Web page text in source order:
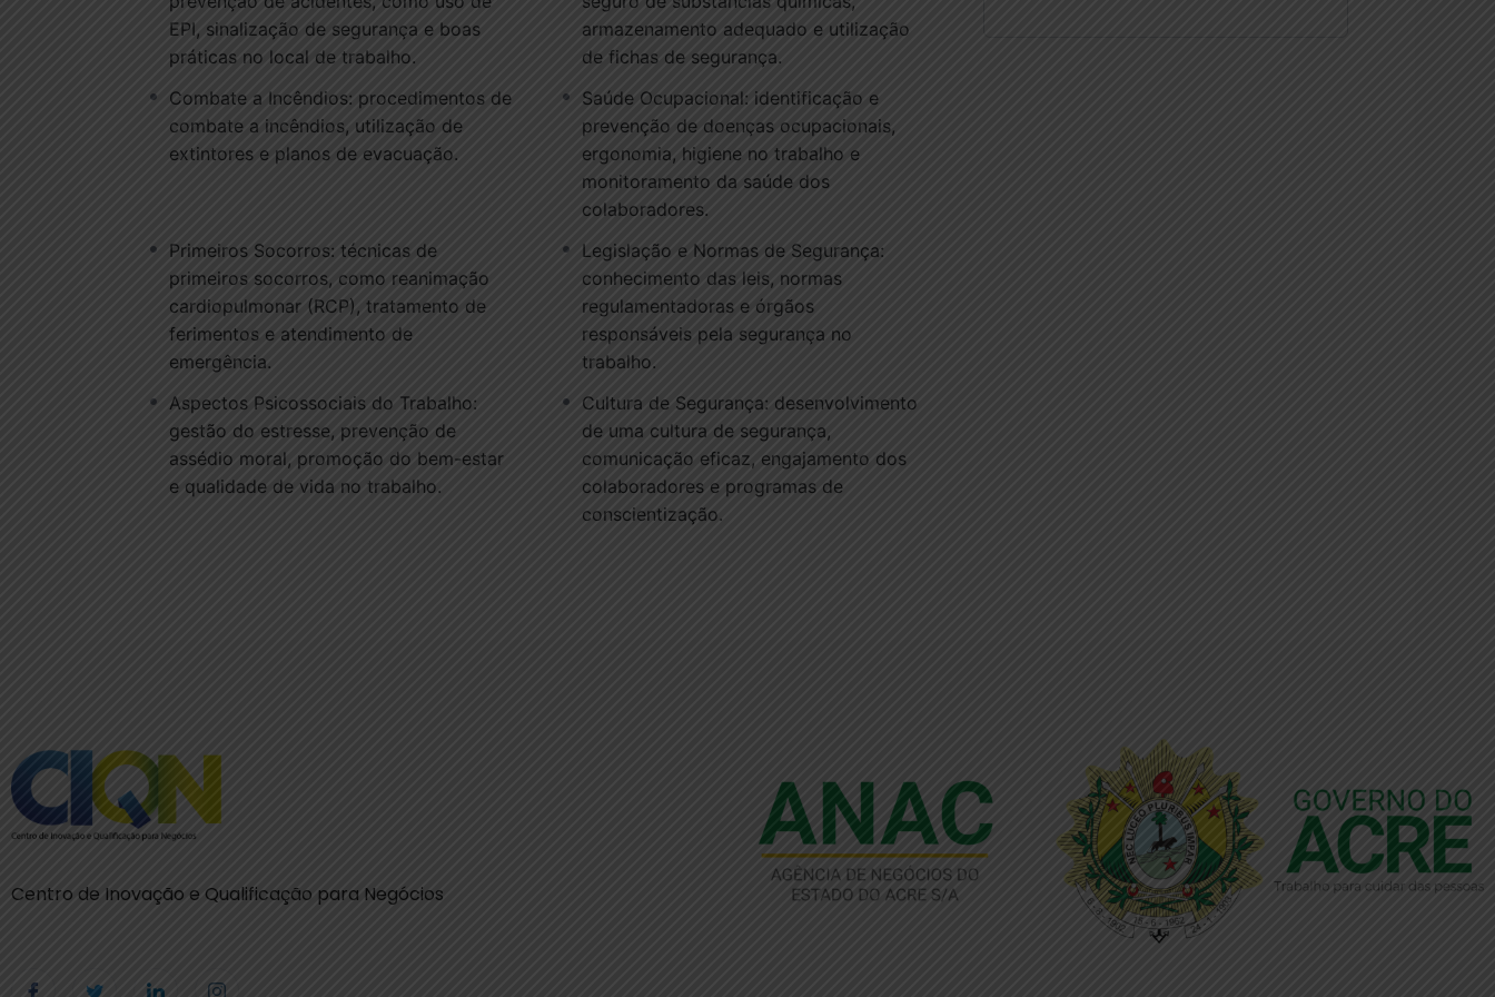
Os instrutores do curso são profissionais experientes na área de segurança no trabalho, que
compartilharão suas experiências práticas e conhecimentos teóricos. Os alunos terão a
oportunidade de participar de simulações de situações reais, estudos de caso e atividades
práticas para aplicar os conceitos aprendidos.
Ao concluir o Curso de Segurança no Trabalho, os participantes estarão preparados para
atuar como técnicos em segurança do trabalho, supervisores de segurança, consultores em
segurança ocupacional ou integrantes de equipes responsáveis pela implementação de
EPI, sinalização de segurança e boas
práticas no local de trabalho.
armazenamento adequado e utilização
de fichas de segurança.
Combate a Incêndios: procedimentos de
combate a incêndios, utilização de
extintores e planos de evacuação.
Saúde Ocupacional: identificação e
prevenção de doenças ocupacionais,
ergonomia, higiene no trabalho e
monitoramento da saúde dos
colaboradores.
Primeiros Socorros: técnicas de
primeiros socorros, como reanimação
cardiopulmonar (RCP), tratamento de
ferimentos e atendimento de
emergência.
Legislação e Normas de Segurança:
conhecimento das leis, normas
regulamentadoras e órgãos
responsáveis pela segurança no
trabalho.
Aspectos Psicossociais do Trabalho:
gestão do estresse, prevenção de
assédio moral, promoção do bem-estar
e qualidade de vida no trabalho.
Cultura de Segurança: desenvolvimento
de uma cultura de segurança,
comunicação eficaz, engajamento dos
colaboradores e programas de
conscientização.
Centro de Inovação e Qualificação para Negócios